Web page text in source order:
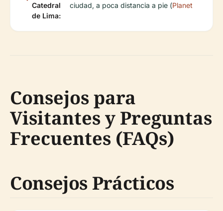
Catedral
de Lima:
ciudad, a poca distancia a pie (Planet
Consejos para
Visitantes y Preguntas
Frecuentes (FAQs)
Consejos Prácticos